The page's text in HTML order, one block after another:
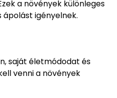
a növények különleges
ápolást igényelnek.
saját életmódodat és
venni a növények